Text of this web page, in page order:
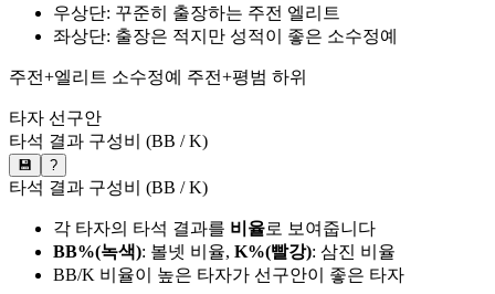
우상단: 꾸준히 출장하는 주전 엘리트
좌상단: 출장은 적지만 성적이 좋은 소수정예
주전+엘리트 소수정예 주전+평범 하위
타자 선구안
타석 결과 구성비 (BB / K)
💾 ?
타석 결과 구성비 (BB / K)
각 타자의 타석 결과를 비율로 보여줍니다
BB%(녹색): 볼넷 비율, K%(빨강): 삼진 비율
BB/K 비율이 높은 타자가 선구안이 좋은 타자